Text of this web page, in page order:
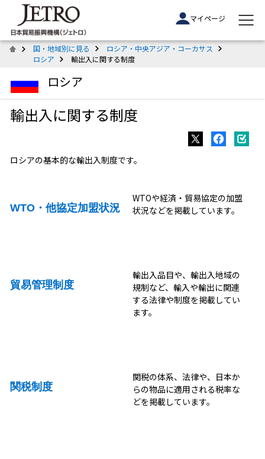
マイページ
国・地域別に見る
ロシア・中央アジア・コーカサス
ロシア
輸出入に関する制度
ロシア
輸出入に関する制度
ロシアの基本的な輸出入制度です。
WTO・他協定加盟状況
WTOや経済・貿易協定の加盟
状況などを掲載しています。
貿易管理制度
輸出入品目や、輸出入地域の
規制など、輸入や輸出に関連
する法律や制度を掲載してい
ます。
関税制度
関税の体系、法律や、日本か
らの物品に適用される税率な
どを掲載しています。